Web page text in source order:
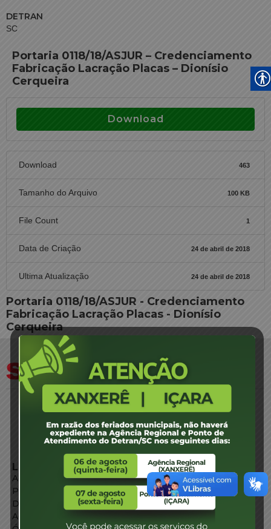
DETRAN
SC
Portaria 0118/18/ASJUR – Credenciamento
Fabricação Lacração Placas – Dionísio
Cerqueira
Download
Download 463
Tamanho do Arquivo 100 KB
File Count 1
Data de Criação 24 de abril de 2018
Ultima Atualização 24 de abril de 2018
Portaria 0118/18/ASJUR - Credenciamento
Fabricação Lacração Placas - Dionísio
Cerqueira
LINKS EXTERNOS
Agência de Notícias
Portal de Serviços
Diário Oficial
Acesso à Informação